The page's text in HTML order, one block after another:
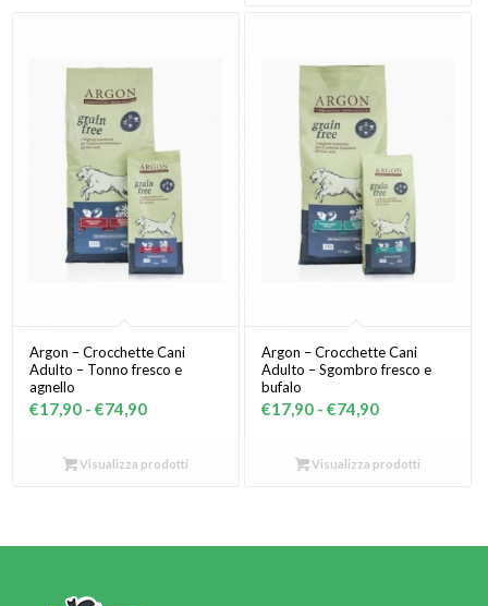
Argon – Crocchette Cani
Adulto – Tonno fresco e
agnello
€17,90 - €74,90Fascia
prezzo:
Visualizza prodotti
Argon – Crocchette Cani
Adulto – Sgombro fresco e
bufalo
€17,90 - €74,90Fascia
prezzo:
Visualizza prodotti